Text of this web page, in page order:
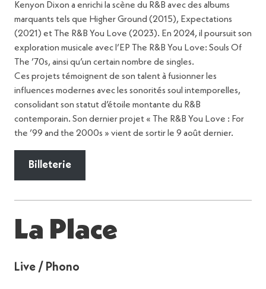
Kenyon Dixon a enrichi la scène du R&B avec des albums
marquants tels que Higher Ground (2015), Expectations
(2021) et The R&B You Love (2023). En 2024, il poursuit son
exploration musicale avec l’EP The R&B You Love: Souls Of
The ’70s, ainsi qu’un certain nombre de singles.
Ces projets témoignent de son talent à fusionner les
influences modernes avec les sonorités soul intemporelles,
consolidant son statut d’étoile montante du R&B
contemporain. Son dernier projet « The R&B You Love : For
the ’99 and the 2000s » vient de sortir le 9 août dernier.
Billeterie
La Place
Live / Phono